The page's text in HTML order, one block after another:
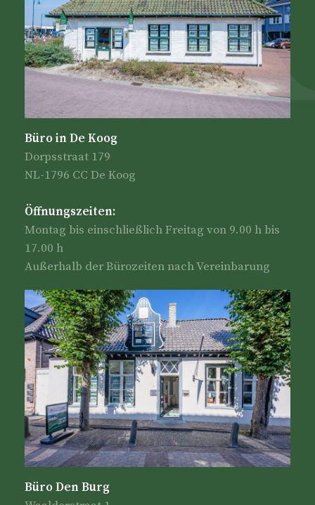
Büro in De Koog
Dorpsstraat 179
NL-1796 CC De Koog
Öffnungszeiten:
Montag bis einschließlich Freitag von 9.00 h bis
17.00 h
Außerhalb der Bürozeiten nach Vereinbarung
Büro Den Burg